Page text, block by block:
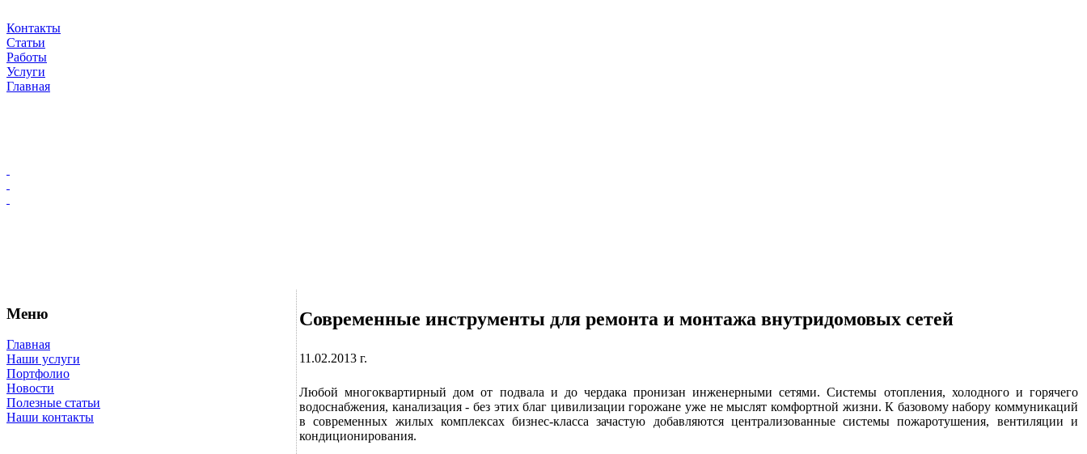
Контакты
Статьи
Работы
Услуги
Главная
Меню
Главная
Наши услуги
Портфолио
Новости
Полезные статьи
Наши контакты
Современные инструменты для ремонта и монтажа внутридомовых сетей
11.02.2013 г.
Любой многоквартирный дом от подвала и до чердака пронизан инженерными сетями. Системы отопления, холодного и горячего
водоснабжения, канализация - без этих благ цивилизации горожане уже не мыслят комфортной жизни. К базовому набору коммуникаций
в современных жилых комплексах бизнес-класса зачастую добавляются централизованные системы пожаротушения, вентиляции и
кондиционирования.